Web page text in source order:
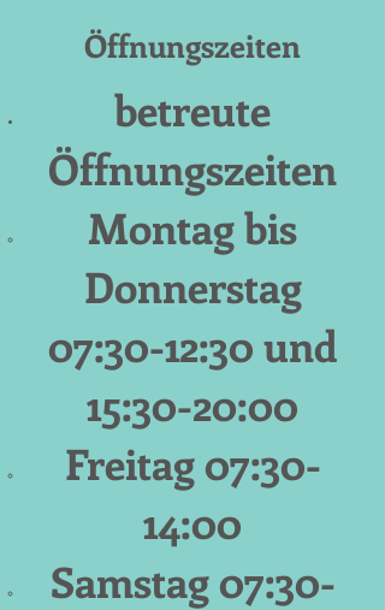
Öffnungszeiten
betreute
Öffnungszeiten
Montag bis
Donnerstag
07:30-12:30 und
15:30-20:00
Freitag 07:30-
14:00
Samstag 07:30-